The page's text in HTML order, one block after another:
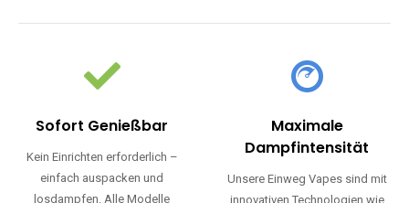
Sofort Genießbar
Kein Einrichten erforderlich –
einfach auspacken und
losdampfen. Alle Modelle
Maximale
Dampfintensität
Unsere Einweg Vapes sind mit
innovativen Technologien wie